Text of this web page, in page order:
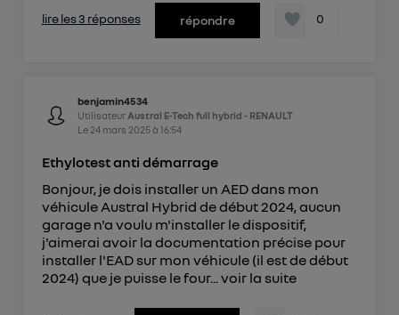
lire les 3 réponses répondre 0
benjamin4534
Utilisateur Austral E-Tech full hybrid - RENAULT
Le 24 mars 2025à 16:54
Ethylotest anti démarrage
Bonjour, je dois installer un AED dans mon
véhicule Austral Hybrid de début 2024, aucun
garage n'a voulu m'installer le dispositif,
j'aimerai avoir la documentation précise pour
installer l'EAD sur mon véhicule (il est de début
2024) que je puisse le four...voir la suite